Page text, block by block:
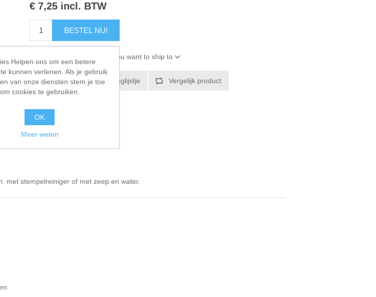
€ 7,25 incl. BTW
BESTEL NU!
Please select the address you want to ship to
Toevoegen aan verlanglijstje Vergelijk product
met stempelreiniger of met zeep en water.
Helpen ons om een betere
kunnen verlenen. Als je gebruik
van onze diensten stem je toe
om cookies te gebruiken.
OK
Meer weten